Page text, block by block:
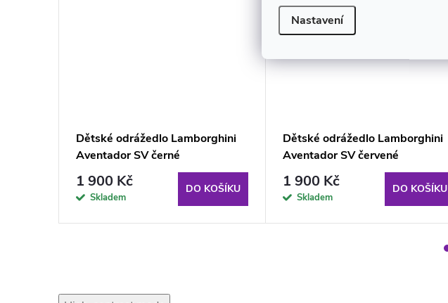
Nastavení
Dětské odrážedlo Lamborghini
Aventador SV černé
1 900 Kč
Skladem
DO KOŠÍKU
Dětské odrážedlo Lamborghini
Aventador SV červené
1 900 Kč
Skladem
DO KOŠÍKU